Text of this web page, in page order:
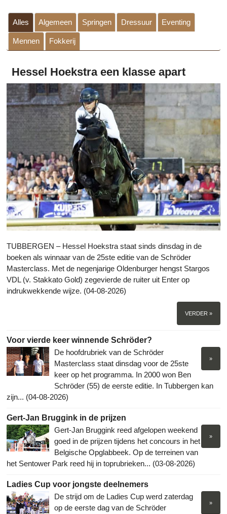
Alles Algemeen Springen Dressuur Eventing
Mennen Fokkerij
Hessel Hoekstra een klasse apart
TUBBERGEN – Hessel Hoekstra staat sinds dinsdag in de
boeken als winnaar van de 25ste editie van de Schröder
Masterclass. Met de negenjarige Oldenburger hengst Stargos
VDL (v. Stakkato Gold) zegevierde de ruiter uit Enter op
indrukwekkende wijze. (04-08-2026)
VERDER »
Voor vierde keer winnende Schröder?
»
De hoofdrubriek van de Schröder
Masterclass staat dinsdag voor de 25ste
keer op het programma. In 2000 won Ben
Schröder (55) de eerste editie. In Tubbergen kan
zijn... (04-08-2026)
Gert-Jan Bruggink in de prijzen
»
Gert-Jan Bruggink reed afgelopen weekend
goed in de prijzen tijdens het concours in het
Belgische Opglabbeek. Op de terreinen van
het Sentower Park reed hij in toprubrieken... (03-08-2026)
Ladies Cup voor jongste deelnemers
»
De strijd om de Ladies Cup werd zaterdag
op de eerste dag van de Schröder